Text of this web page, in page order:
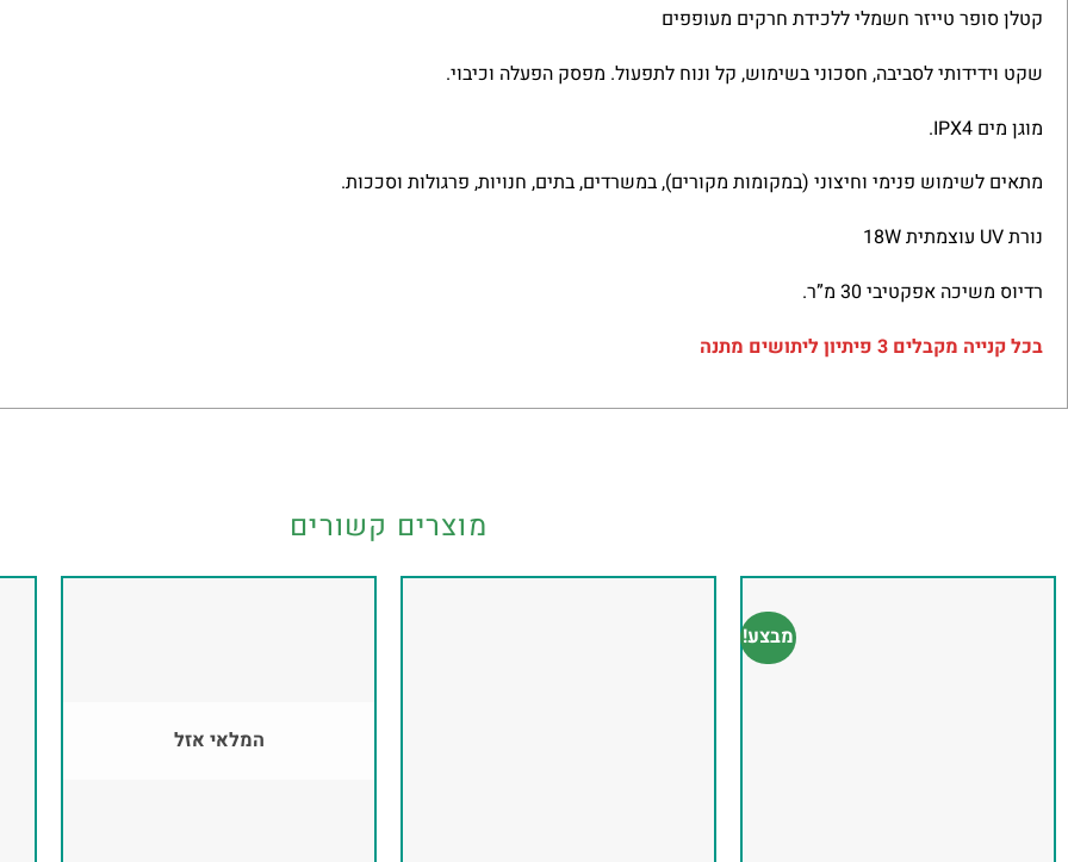
קטלן סופר טייזר חשמלי ללכידת חרקים מעופפים
שקט וידידותי לסביבה, חסכוני בשימוש, קל ונוח לתפעול. מפסק הפעלה וכיבוי.
מוגן מים IPX4.
מתאים לשימוש פנימי וחיצוני (במקומות מקורים), במשרדים, בתים, חנויות, פרגולות וסככות.
נורת UV עוצמתית 18W
רדיוס משיכה אפקטיבי 30 מ”ר.
בכל קנייה מקבלים 3 פיתיון ליתושים מתנה
מוצרים קשורים
מבצע!
המלאי אזל